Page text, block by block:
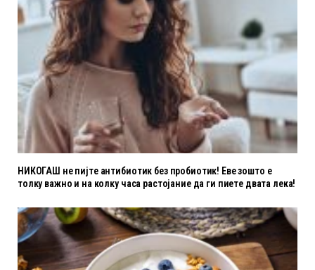
НИКОГАШ не пијте антибиотик без пробиотик! Еве зошто е
толку важно и на колку часа растојание да ги пиете двата лека!